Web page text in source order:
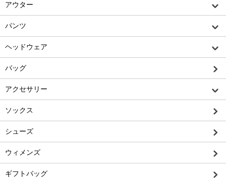
アウター
パンツ
ヘッドウェア
バッグ
アクセサリー
ソックス
シューズ
ウィメンズ
ギフトバッグ